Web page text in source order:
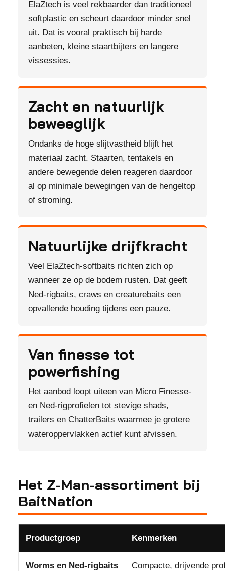
ElaZtech is veel rekbaarder dan traditioneel
softplastic en scheurt daardoor minder snel
uit. Dat is vooral praktisch bij harde
aanbeten, kleine staartbijters en langere
vissessies.
Zacht en natuurlijk
beweeglijk
Ondanks de hoge slijtvastheid blijft het
materiaal zacht. Staarten, tentakels en
andere bewegende delen reageren daardoor
al op minimale bewegingen van de hengeltop
of stroming.
Natuurlijke drijfkracht
Veel ElaZtech-softbaits richten zich op
wanneer ze op de bodem rusten. Dat geeft
Ned-rigbaits, craws en creaturebaits een
opvallende houding tijdens een pauze.
Van finesse tot
powerfishing
Het aanbod loopt uiteen van Micro Finesse-
en Ned-rigprofielen tot stevige shads,
trailers en ChatterBaits waarmee je grotere
wateroppervlakken actief kunt afvissen.
Het Z-Man-assortiment bij
BaitNation
Productgroep Kenmerken
Worms en Ned-rigbaits Compacte, drijvende